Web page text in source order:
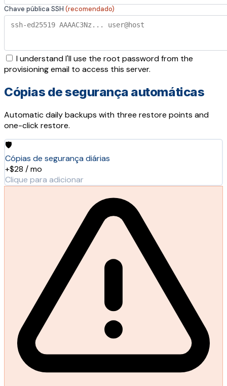
Chave pública SSH (recomendado)
I understand I'll use the root password from the
provisioning email to access this server.
Cópias de segurança automáticas
Automatic daily backups with three restore points and
one-click restore.
🛡️
Cópias de segurança diárias
+$28 / mo
Clique para adicionar